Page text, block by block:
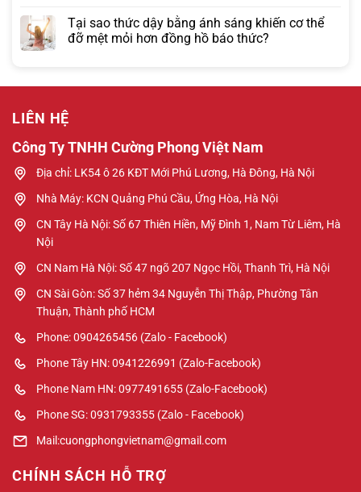
Tại sao thức dậy bằng ánh sáng khiến cơ thể
đỡ mệt mỏi hơn đồng hồ báo thức?
LIÊN HỆ
Công Ty TNHH Cường Phong Việt Nam
Địa chỉ: LK54 ô 26 KĐT Mới Phú Lương, Hà Đông, Hà Nội
Nhà Máy: KCN Quảng Phú Cầu, Ứng Hòa, Hà Nội
CN Tây Hà Nội: Số 67 Thiên Hiền, Mỹ Đình 1, Nam Từ Liêm, Hà
Nội
CN Nam Hà Nội: Số 47 ngõ 207 Ngọc Hồi, Thanh Trì, Hà Nội
CN Sài Gòn: Số 37 hẻm 34 Nguyễn Thị Thập, Phường Tân
Thuận, Thành phố HCM
Phone: 0904265456 (Zalo - Facebook)
Phone Tây HN: 0941226991 (Zalo-Facebook)
Phone Nam HN: 0977491655 (Zalo-Facebook)
Phone SG: 0931793355 (Zalo - Facebook)
Mail:cuongphongvietnam@gmail.com
CHÍNH SÁCH HỖ TRỢ